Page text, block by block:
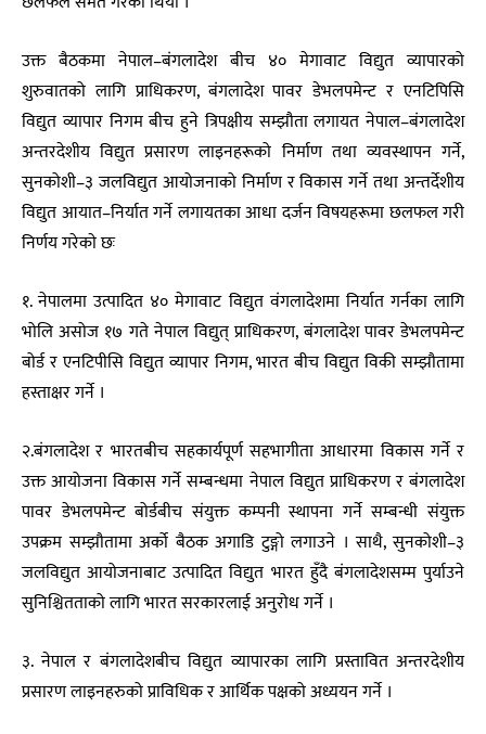
उक्त बैठकमा नेपाल–बंगलादेश बीच ४० मेगावाट विद्युत व्यापारको
शुरुवातको लागि प्राधिकरण, बंगलादेश पावर डेभलपमेन्ट र एनटिपिसि
विद्युत व्यापार निगम बीच हुने त्रिपक्षीय सम्झौता लगायत नेपाल–बंगलादेश
अन्तरदेशीय विद्युत प्रसारण लाइनहरूको निर्माण तथा व्यवस्थापन गर्ने,
सुनकोशी–३ जलविद्युत आयोजनाको निर्माण र विकास गर्ने तथा अन्तर्देशीय
विद्युत आयात–निर्यात गर्ने लगायतका आधा दर्जन विषयहरूमा छलफल गरी
निर्णय गरेकाे छः
१. नेपालमा उत्पादित ४० मेगावाट विद्युत वंगलादेशमा निर्यात गर्नका लागि
भोलि असोज १७ गते नेपाल विद्युत् प्राधिकरण, बंगलादेश पावर डेभलपमेन्ट
बोर्ड र एनटिपीसि विद्युत व्यापार निगम, भारत बीच विद्युत विकी सम्झौतामा
हस्ताक्षर गर्ने ।
२.बंगलादेश र भारतबीच सहकार्यपूर्ण सहभागीता आधारमा विकास गर्ने र
उक्त आयोजना विकास गर्ने सम्बन्धमा नेपाल विद्युत प्राधिकरण र बंगलादेश
पावर डेभलपमेन्ट बोर्डबीच संयुक्त कम्पनी स्थापना गर्ने सम्बन्धी संयुक्त
उपक्रम सम्झौतामा अर्को बैठक अगाडि टुङ्गो लगाउने । साथै, सुनकोशी–३
जलविद्युत आयोजनाबाट उत्पादित विद्युत भारत हुँदै बंगलादेशसम्म पुर्याउने
सुनिश्चितताको लागि भारत सरकारलाई अनुरोध गर्ने ।
३. नेपाल र बंगलादेशबीच विद्युत व्यापारका लागि प्रस्तावित अन्तरदेशीय
प्रसारण लाइनहरुको प्राविधिक र आर्थिक पक्षको अध्ययन गर्ने ।